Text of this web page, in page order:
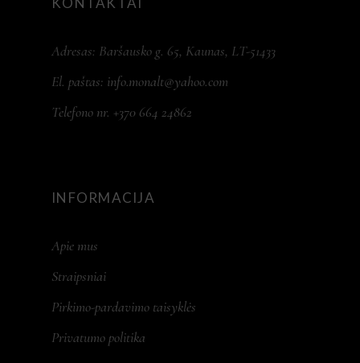
Adresas: Baršausko g. 65, Kaunas, LT-51433
El. paštas: info.monalt@yahoo.com
Telefono nr. +370 664 24862
INFORMACIJA
Apie mus
Straipsniai
Pirkimo-pardavimo taisyklės
Privatumo politika